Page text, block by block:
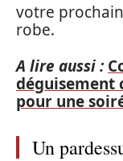
votre
robe.
A lire aussi :
déguisement
pour une
Un